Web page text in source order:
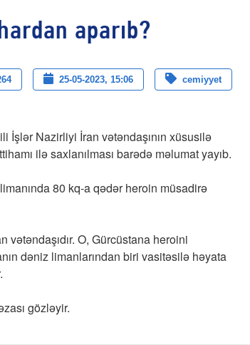
aparıb?
25-05-2023, 15:06 cemiyyet
İşlər Nazirliyi İran vətəndaşının xüsusilə
ilə saxlanılması barədə məlumat yayıb.
80 kq-a qədər heroin müsadirə
vətəndaşıdır. O, Gürcüstana heroini
dəniz limanlarından biri vasitəsilə həyata
gözləyir.